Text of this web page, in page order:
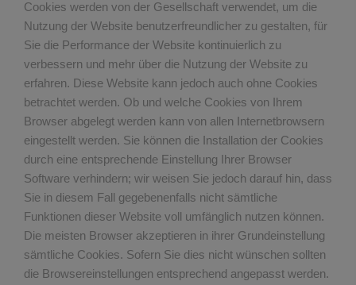
Cookies werden von der Gesellschaft verwendet, um die
Nutzung der Website benutzerfreundlicher zu gestalten, für
Sie die Performance der Website kontinuierlich zu
verbessern und mehr über die Nutzung der Website zu
erfahren. Diese Website kann jedoch auch ohne Cookies
betrachtet werden. Ob und welche Cookies von Ihrem
Browser abgelegt werden kann von allen Internetbrowsern
eingestellt werden. Sie können die Installation der Cookies
durch eine entsprechende Einstellung Ihrer Browser
Software verhindern; wir weisen Sie jedoch darauf hin, dass
Sie in diesem Fall gegebenenfalls nicht sämtliche
Funktionen dieser Website voll umfänglich nutzen können.
Die meisten Browser akzeptieren in ihrer Grundeinstellung
sämtliche Cookies. Sofern Sie dies nicht wünschen sollten
die Browsereinstellungen entsprechend angepasst werden.